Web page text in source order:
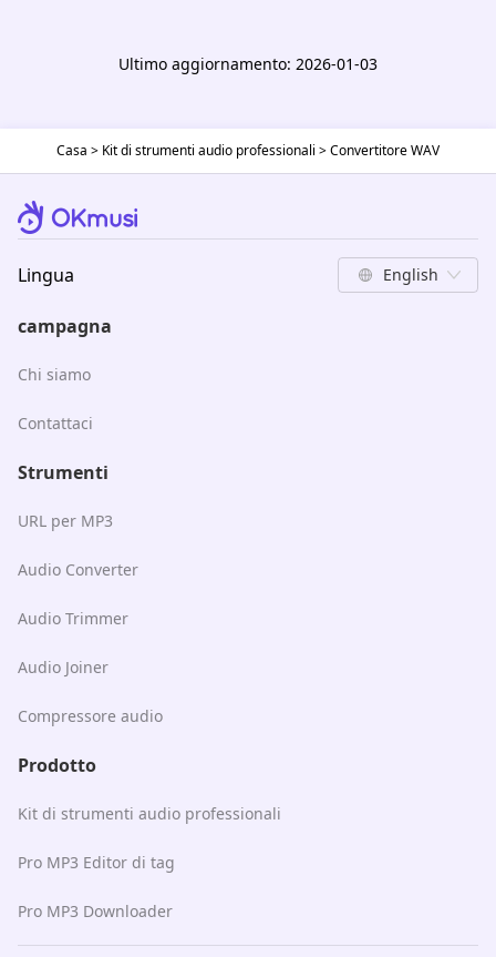
Ultimo aggiornamento: 2026-01-03
Casa > Kit di strumenti audio professionali >Convertitore WAV
Lingua English
campagna
Chi siamo
Contattaci
Strumenti
URL per MP3
Audio Converter
Audio Trimmer
Audio Joiner
Compressore audio
Prodotto
Kit di strumenti audio professionali
Pro MP3 Editor di tag
Pro MP3 Downloader